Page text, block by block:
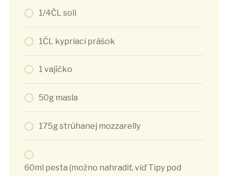
1/4ČL soli
1ČL kypriaci prášok
1 vajíčko
50g masla
175g strúhanej mozzarelly
60ml pesta (možno nahradiť, viď Tipy pod